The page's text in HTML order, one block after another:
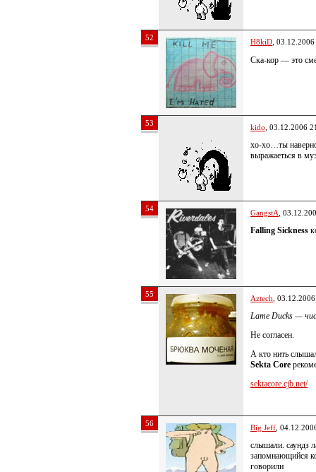
52 H8kiD ,
Ска-кор — это
53 kido , 03.12.2006
хо-хо…ты
выражаеться в
54 GangstA ,
Falling Sickness
55 Aztech ,
Lame Ducks —
Не согласен.
А кто нить
Sekta Core
sektacore.cjb.net/
56 Big Jeff ,
слышали. саундз
запомнающийся
говорили